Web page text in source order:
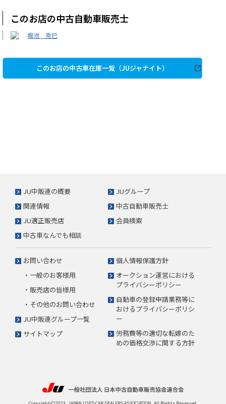
このお店の中古自動車販売士
堀池 克巳
このお店の中古車在庫一覧（JUジャナイト）
JU中販連の概要
JUグループ
関連情報
中古自動車販売士
JU適正販売店
会員検索
中古車なんでも相談
お問い合わせ
・一般のお客様用
・販売店の皆様用
・その他のお問い合わせ
JU中販連グループ一覧
サイトマップ
個人情報保護方針
オークション運営における
プライバシーポリシー
自動車の登録申請業務等に
おけるプライバシーポリシ
ー
労務費等の適切な転嫁のた
めの価格交渉に関する方針